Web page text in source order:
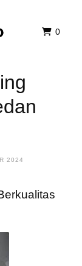
0
2024